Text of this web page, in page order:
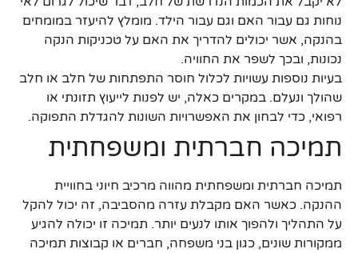
נוחות גם עבור האם וגם עבור הילד. מומלץ להיעזר במומחים
בהנקה, אשר יכולים להדריך את האם על טכניקות הנקה
נכונות, ובכך לשפר את החוויה.
בעיות נוספות עשויות לכלול חוסר התפתחות של חלב או חלב
שהולך ונעלם. במקרים כאלה, יש לפנות לייעוץ תזונתי או
רפואי, כדי לבחון את האפשרויות השונות להגדלת התפוקה.
תמיכה חברתית ומשפחתית
תמיכה חברתית ומשפחתית מהווה מרכיב חיוני בחוויית
ההנקה. כאשר האם מקבלת עזרה מהסביבה, זה יכול להקל
על התהליך ולהפוך אותו לנעים יותר. תמיכה זו יכולה להגיע
ממקורות שונים, כגון בני משפחה, חברים או קבוצות תמיכה